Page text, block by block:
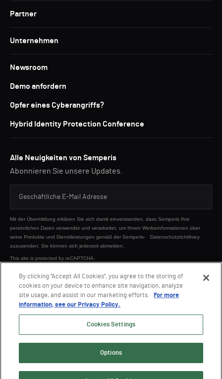
Partner
Unternehmen
Newsroom
Demo anfordern
Opfer eines Cyberangriffs?
Hybrid Identity Protection Conference
Alle Neuigkeiten von Semperis
Abonnieren Sie unsere Updates.
Mit der Übermittlung erklären Sie sich damit einverstanden, dass Semperis Ihre
persönlichen Daten verwendet und verarbeitet, um Ihnen Werbeinformationen über
seine Produkte und Dienstleistungen gemäß der Semperis-
Datenschutzrichtliniey
zuzusenden. Sie können sich jederzeit abmelden.
This site is protected by reCAPTCHA.
SENDEN
© 2026 Semperis. Alle Rechte vorbehalten.
By clicking “Accept All Cookies”, you agree to the storing of
cookies on your device to enhance site navigation, analyze
site usage, and assist in our marketing efforts.
For more
information, see our Privacy Policy.
Cookies Settings
Options